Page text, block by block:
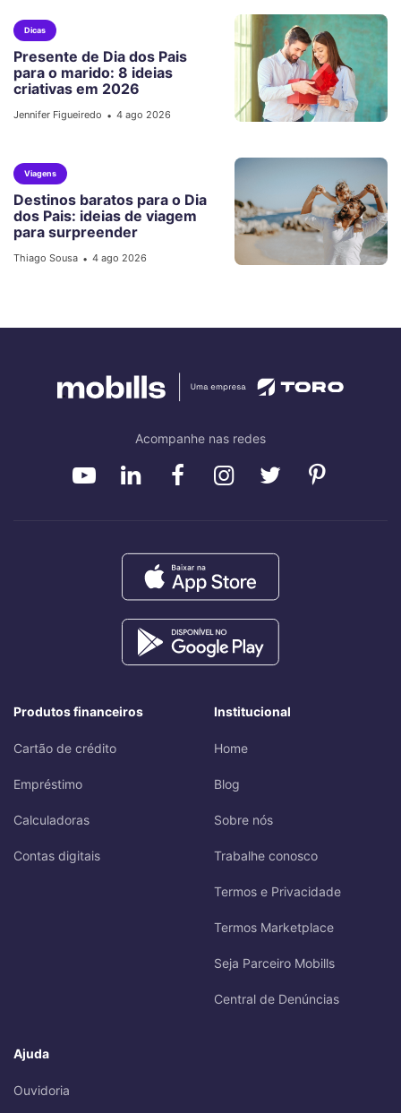
Dicas
Presente de Dia dos Pais
para o marido: 8 ideias
criativas em 2026
Jennifer Figueiredo • 4 ago 2026
Viagens
Destinos baratos para o Dia
dos Pais: ideias de viagem
para surpreender
Thiago Sousa • 4 ago 2026
Acompanhe nas redes
Produtos financeiros
Cartão de crédito
Empréstimo
Calculadoras
Contas digitais
Institucional
Home
Blog
Sobre nós
Trabalhe conosco
Termos e Privacidade
Termos Marketplace
Seja Parceiro Mobills
Central de Denúncias
Ajuda
Ouvidoria